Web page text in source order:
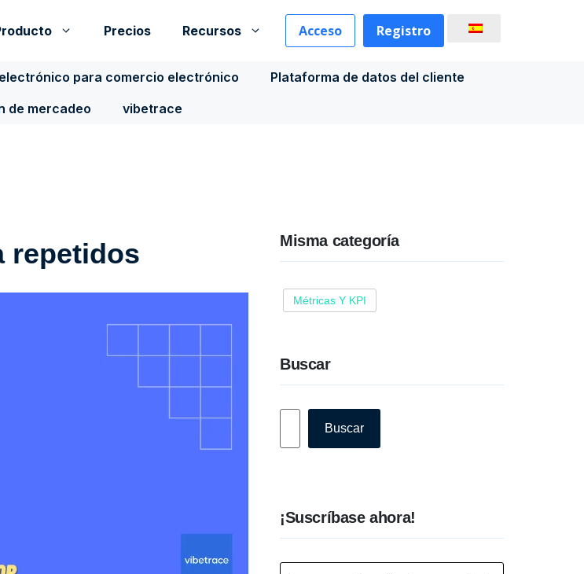
Precios Recursos Acceso Registro
para comercio electrónico
Plataforma de datos del cliente
de mercadeo
vibetrace
repetidos Misma categoría
Métricas Y KPI
Buscar
Buscar
¡Suscríbase ahora!